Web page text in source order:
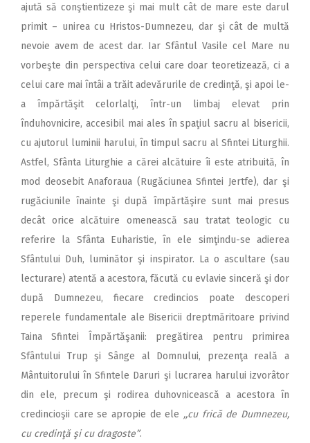
ajută să conştientizeze şi mai mult cât de mare este darul
primit – unirea cu Hristos-Dumnezeu, dar şi cât de multă
nevoie avem de acest dar. Iar Sfântul Vasile cel Mare nu
vorbeşte din perspectiva celui care doar teoretizează, ci a
celui care mai întâi a trăit adevărurile de credinţă, şi apoi le-
a împărtăşit celorlalţi, într-un limbaj elevat prin
înduhovnicire, accesibil mai ales în spaţiul sacru al bisericii,
cu ajutorul luminii harului, în timpul sacru al Sfintei Liturghii.
Astfel, Sfânta Liturghie a cărei alcătuire îi este atribuită, în
mod deosebit Anaforaua (Rugăciunea Sfintei Jertfe), dar şi
rugăciunile înainte şi după împărtăşire sunt mai presus
decât orice alcătuire omenească sau tratat teologic cu
referire la Sfânta Euharistie, în ele simţindu-se adierea
Sfântului Duh, luminător şi inspirator. La o ascultare (sau
lecturare) atentă a acestora, făcută cu evlavie sinceră şi dor
după Dumnezeu, fiecare credincios poate descoperi
reperele fundamentale ale Bisericii dreptmăritoare privind
Taina Sfintei Împărtăşanii: pregătirea pentru primirea
Sfântului Trup şi Sânge al Domnului, prezenţa reală a
Mântuitorului în Sfintele Daruri şi lucrarea harului izvorâtor
din ele, precum şi rodirea duhovnicească a acestora în
credincioşii care se apropie de ele ,,cu frică de Dumnezeu,
cu credinţă şi cu dragoste”.